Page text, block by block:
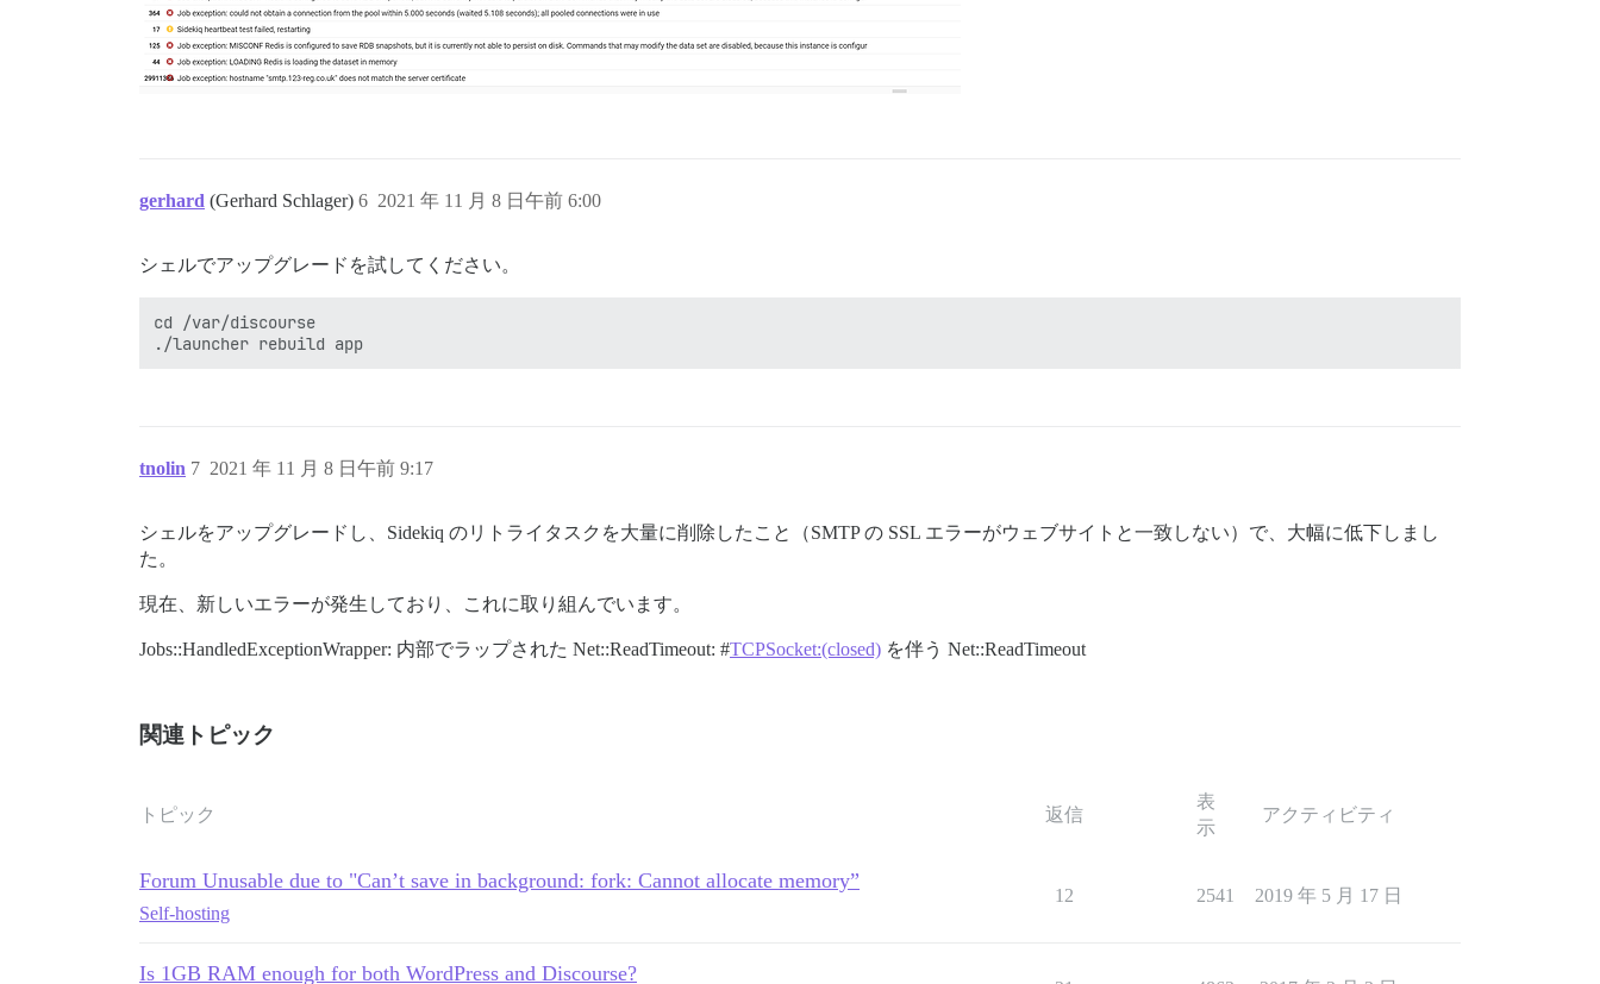
gerhard (Gerhard Schlager) 2021 年 11 月 8 日午前 6:00
6
シェルでアップグレードを試してください。
cd /var/discourse
tnolin 2021 年 11 月 8 日午前 9:17
7
シェルをアップグレードし、Sidekiq のリトライタスクを大量に削除したこと（SMTP の SSL エラーがウェブサイトと一致しない）で、大幅に低下しまし
た。
現在、新しいエラーが発生しており、これに取り組んでいます。
Jobs::HandledExceptionWrapper: 内部でラップされた Net::ReadTimeout: #TCPSocket:(closed) を伴う Net::ReadTimeout
関連トピック
トピック 返信
表
示
アクティビティ
Forum Unusable due to "Can’t save in background: fork: Cannot allocate memory”
Self-hosting
12 2541 2019 年 5 月 17 日
Is 1GB RAM enough for both WordPress and Discourse?